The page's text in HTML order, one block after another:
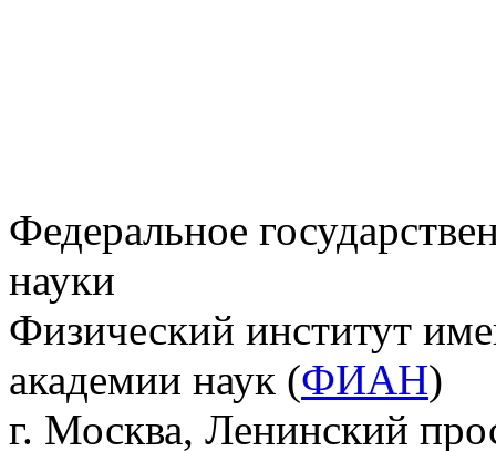
Федеральное
науки
Физический институт
академии наук (ФИАН)
г. Москва, Ленинский